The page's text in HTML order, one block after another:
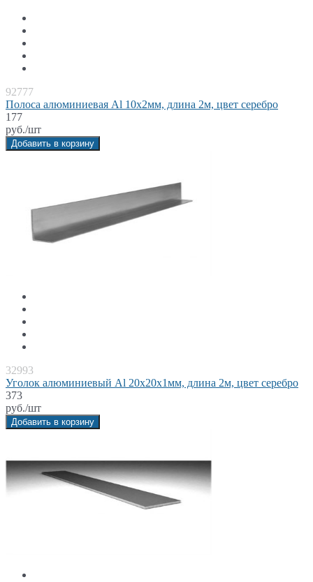
92777
Полоса алюминиевая Al 10x2мм, длина 2м, цвет серебро
177
руб./шт
Добавить в корзину
32993
Уголок алюминиевый Al 20x20x1мм, длина 2м, цвет серебро
373
руб./шт
Добавить в корзину